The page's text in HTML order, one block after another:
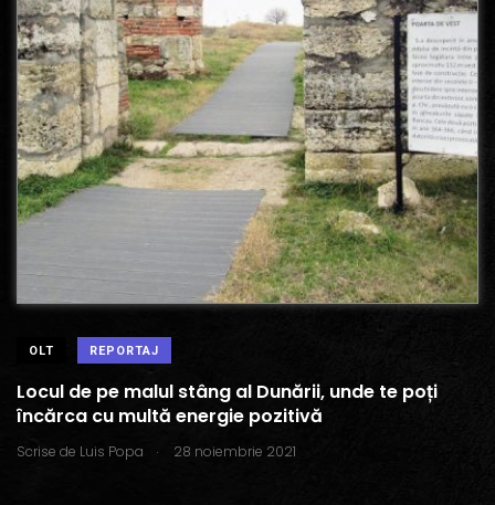
OLT REPORTAJ
Locul de pe malul stâng al Dunării, unde te poți
încărca cu multă energie pozitivă
Scrise de Luis Popa . 28 noiembrie 2021